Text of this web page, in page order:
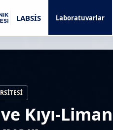
LABSİS Laboratuvarlar
Kıyı-